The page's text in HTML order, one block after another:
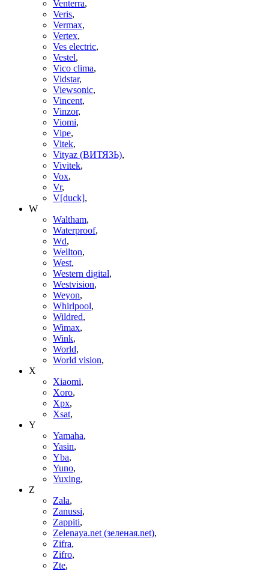
Venterra,
Veris,
Vermax,
Vertex,
Ves electric,
Vestel,
Vico clima,
Vidstar,
Viewsonic,
Vincent,
Vinzor,
Viomi,
Vipe,
Vitek,
Vityaz (ВИТЯЗЬ),
Vivitek,
Vox,
Vr,
V[duck],
W
Waltham,
Waterproof,
Wd,
Wellton,
West,
Western digital,
Westvision,
Weyon,
Whirlpool,
Wildred,
Wimax,
Wink,
World,
World vision,
X
Xiaomi,
Xoro,
Xpx,
Xsat,
Y
Yamaha,
Yasin,
Yba,
Yuno,
Yuxing,
Z
Zala,
Zanussi,
Zappiti,
Zelenaya.net (зеленая.net),
Zifra,
Zifro,
Zte,